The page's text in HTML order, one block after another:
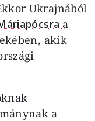
Ukrajnából
a
akik
a